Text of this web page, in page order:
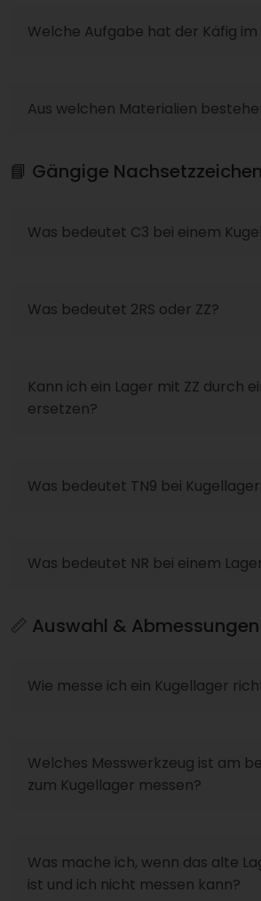
Welche Aufgabe hat der Käfig
Aus welchen Materialien
📘 Gängige Nachsetzzeichen
Was bedeutet C3 bei einem
Was bedeutet 2RS oder ZZ?
Kann ich ein Lager mit ZZ durch
ersetzen?
Was bedeutet TN9 bei
Was bedeutet NR bei einem
📏 Auswahl & Abmessungen
Wie messe ich ein Kugellager
Welches Messwerkzeug ist am
zum Kugellager messen?
Was mache ich, wenn das alte
ist und ich nicht messen kann?